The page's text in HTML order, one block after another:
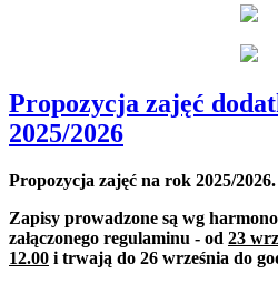
Propozycja zajęć
2025/2026
Propozycja zajęć na rok 2025/2026.
Zapisy prowadzone są wg
załączonego regulaminu - od 23
12.00 i trwają do 26 września do